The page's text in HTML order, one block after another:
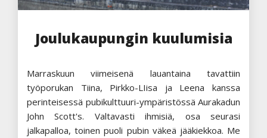
Joulukaupungin kuulumisia
Marraskuun viimeisenä lauantaina tavattiin
työporukan Tiina, Pirkko-LIisa ja Leena kanssa
perinteisessä pubikulttuuri-ympäristössä Aurakadun
John Scott's. Valtavasti ihmisiä, osa seurasi
jalkapalloa, toinen puoli pubin väkeä jääkiekkoa. Me